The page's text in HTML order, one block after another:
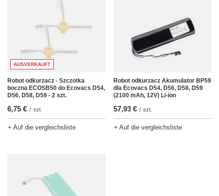
AUSVERKAUFT
Robot odkurzacz - Szczotka
boczna ECOSB50 do Ecovacs D54,
D56, D58, D59 - 2 szt.
6,75 € / szt.
+ Auf die vergleichsliste
Robot odkurzacz Akumulator BP59
dla Ecovacs D54, D56, D58, D59
(2100 mAh, 12V) Li-ion
57,93 € / szt.
+ Auf die vergleichsliste